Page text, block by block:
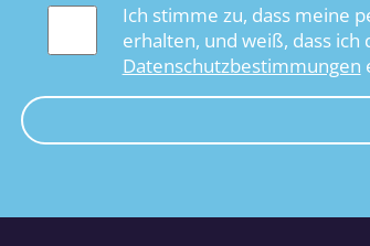
Ich stimme zu, dass meine
erhalten, und weiß, dass
Datenschutzbestimmungen